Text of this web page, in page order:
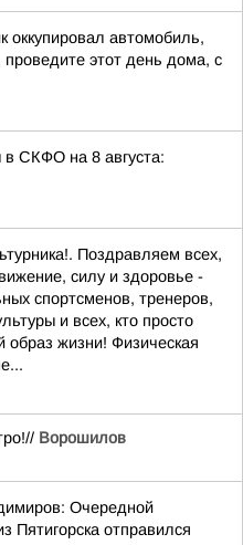
оккупировал автомобиль,
проведите этот день дома, с
в СКФО на 8 августа:
Поздравляем всех,
силу и здоровье -
спортсменов, тренеров,
и всех, кто просто
образ жизни! Физическая
Ворошилов
Очередной
Пятигорска отправился